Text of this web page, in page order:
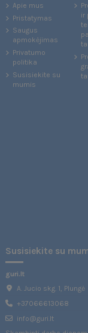
Apie mus
Pristatymas
Saugus
apmokėjimas
Privatumo
politika
Susisiekite su
mumis
ir
Susisiekite su
guri.lt
A. Jucio skg. 1, Plungė
+37066613068
info@guri.lt